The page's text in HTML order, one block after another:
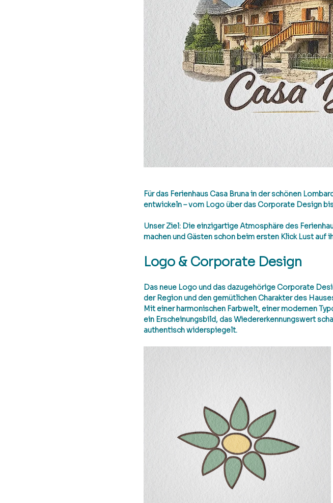
Für das Ferienhaus Casa Bruna in der schönen
entwickeln – vom Logo über das Corporate Design
Unser Ziel: Die einzigartige Atmosphäre des
machen und Gästen schon beim ersten Klick Lust auf
Logo & Corporate Design
Das neue Logo und das dazugehörige Corporate
der Region und den gemütlichen Charakter des
Mit einer harmonischen Farbwelt, einer modernen
ein Erscheinungsbild, das Wiedererkennungswert
authentisch widerspiegelt.